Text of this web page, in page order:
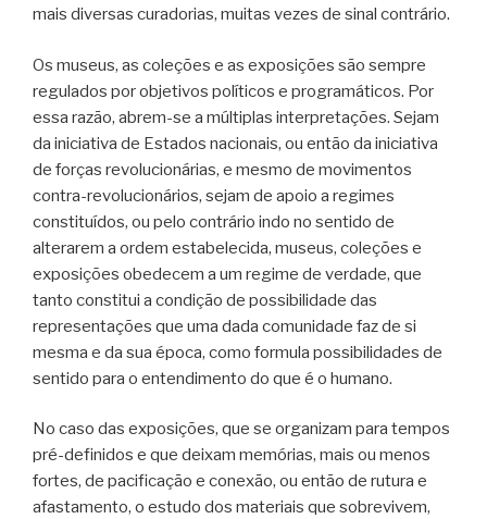
mais diversas curadorias, muitas vezes de sinal contrário.
Os museus, as coleções e as exposições são sempre
regulados por objetivos políticos e programáticos. Por
essa razão, abrem-se a múltiplas interpretações. Sejam
da iniciativa de Estados nacionais, ou então da iniciativa
de forças revolucionárias, e mesmo de movimentos
contra-revolucionários, sejam de apoio a regimes
constituídos, ou pelo contrário indo no sentido de
alterarem a ordem estabelecida, museus, coleções e
exposições obedecem a um regime de verdade, que
tanto constitui a condição de possibilidade das
representações que uma dada comunidade faz de si
mesma e da sua época, como formula possibilidades de
sentido para o entendimento do que é o humano.
No caso das exposições, que se organizam para tempos
pré-definidos e que deixam memórias, mais ou menos
fortes, de pacificação e conexão, ou então de rutura e
afastamento, o estudo dos materiais que sobrevivem,